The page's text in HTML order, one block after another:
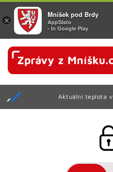
Aktuální teplota v
×
Mníšek pod Brdy
AppSisto
- In Google Play